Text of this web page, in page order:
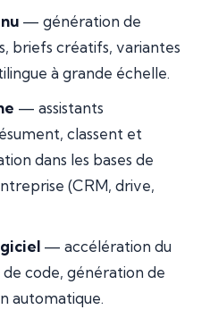
— génération de
briefs créatifs, variantes
à grande échelle.
— assistants
classent et
dans les bases de
(CRM, drive,
— accélération du
code, génération de
automatique.